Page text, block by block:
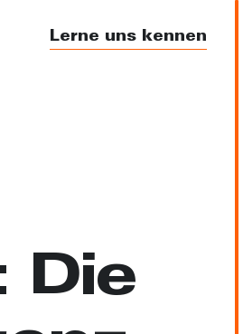
Lerne uns kennen
Die